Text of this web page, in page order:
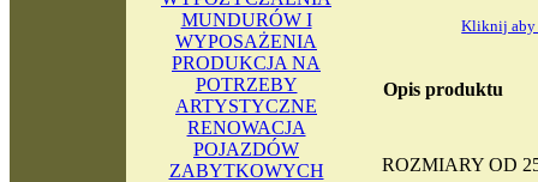
MUNDURÓW I
WYPOSAŻENIA
PRODUKCJA NA
POTRZEBY
ARTYSTYCZNE
RENOWACJA
POJAZDÓW
ZABYTKOWYCH
Kliknij aby
Opis produktu
ROZMIARY OD